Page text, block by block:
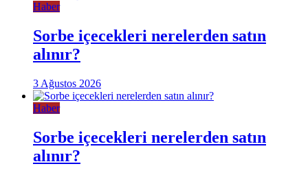
Haber
Sorbe içecekleri nerelerden satın
alınır?
3 Ağustos 2026
Haber
Sorbe içecekleri nerelerden satın
alınır?